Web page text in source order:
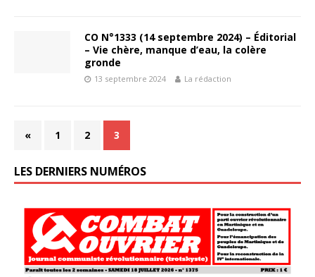
CO N°1333 (14 septembre 2024) – Éditorial
– Vie chère, manque d’eau, la colère
gronde
13 septembre 2024 La rédaction
« 1 2 3
LES DERNIERS NUMÉROS